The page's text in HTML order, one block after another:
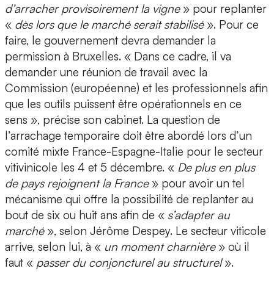
d’arracher provisoirement la vigne» pour replanter
« dès lors que le marché serait stabilisé». Pour ce
faire, le gouvernement devra demander la
permission à Bruxelles. « Dans ce cadre, il va
demander une réunion de travail avec la
Commission (européenne) et les professionnels afin
que les outils puissent être opérationnels en ce
sens », précise son cabinet. La question de
l’arrachage temporaire doit être abordé lors d’un
comité mixte France-Espagne-Italie pour le secteur
vitivinicole les 4 et 5 décembre. « De plus en plus
de pays rejoignent la France» pour avoir un tel
mécanisme qui offre la possibilité de replanter au
bout de six ou huit ans afin de « s’adapter au
marché », selon Jérôme Despey. Le secteur viticole
arrive, selon lui, à « un moment charnière» où il
faut « passer du conjoncturel au structurel».